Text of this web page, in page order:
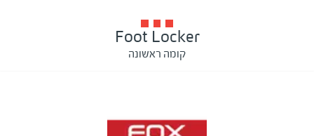
Foot Locker
קומה ראשונה